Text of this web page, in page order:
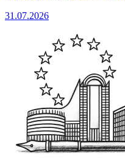
31.07.2026